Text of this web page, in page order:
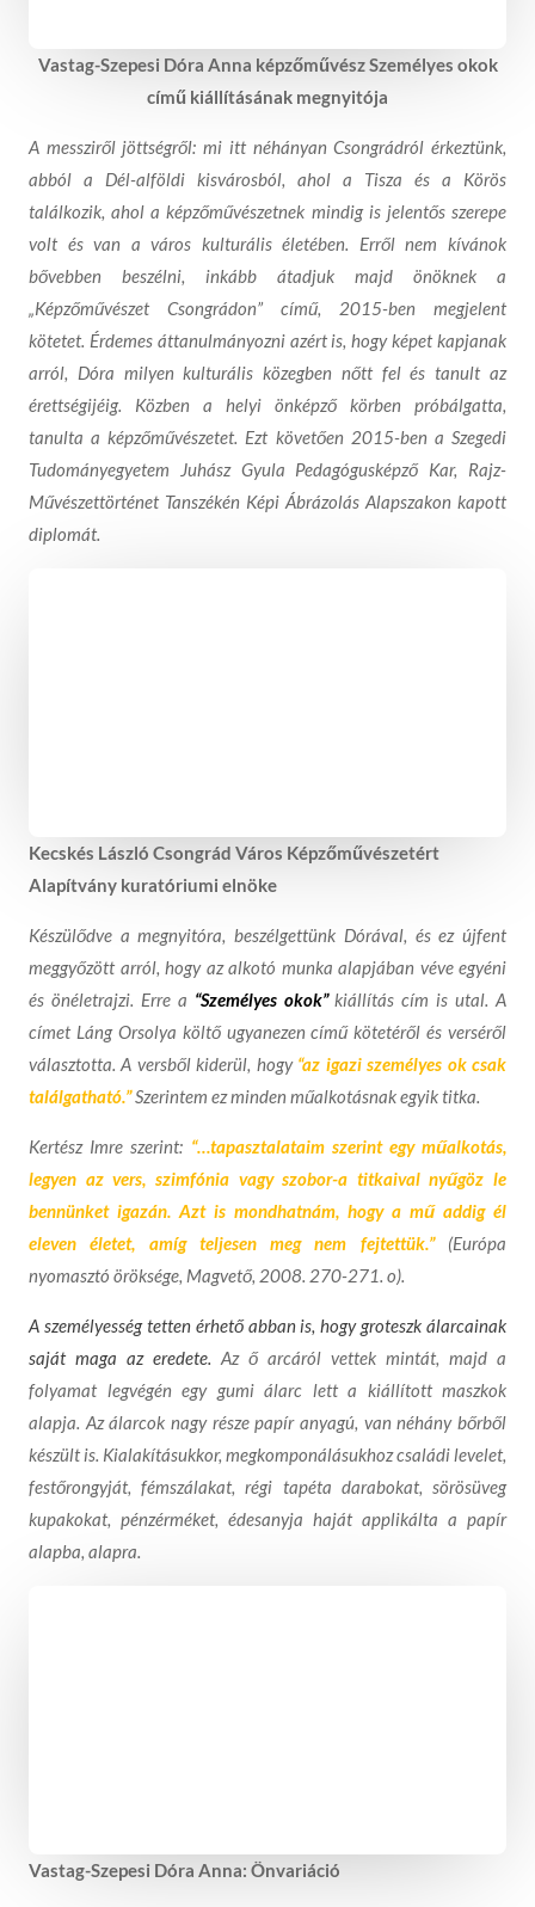
Vastag-Szepesi Dóra Anna képzőművész Személyes okok
című kiállításának megnyitója
A messziről jöttségről: mi itt néhányan Csongrádról érkeztünk,
abból a Dél-alföldi kisvárosból, ahol a Tisza és a Körös
találkozik, ahol a képzőművészetnek mindig is jelentős szerepe
volt és van a város kulturális életében. Erről nem kívánok
bővebben beszélni, inkább átadjuk majd önöknek a
„Képzőművészet Csongrádon” című, 2015-ben megjelent
kötetet. Érdemes áttanulmányozni azért is, hogy képet kapjanak
arról, Dóra milyen kulturális közegben nőtt fel és tanult az
érettségijéig. Közben a helyi önképző körben próbálgatta,
tanulta a képzőművészetet. Ezt követően 2015-ben a Szegedi
Tudományegyetem Juhász Gyula Pedagógusképző Kar, Rajz-
Művészettörténet Tanszékén Képi Ábrázolás Alapszakon kapott
diplomát.
Kecskés László Csongrád Város Képzőművészetért
Alapítvány kuratóriumi elnöke
Készülődve a megnyitóra, beszélgettünk Dórával, és ez újfent
meggyőzött arról, hogy az alkotó munka alapjában véve egyéni
és önéletrajzi. Erre a “Személyes okok” kiállítás cím is utal. A
címet Láng Orsolya költő ugyanezen című kötetéről és verséről
választotta. A versből kiderül, hogy “az igazi személyes ok csak
találgatható.”Szerintem ez minden műalkotásnak egyik titka.
Kertész Imre szerint: “…tapasztalataim szerint egy műalkotás,
legyen az vers, szimfónia vagy szobor-a titkaival nyűgöz le
bennünket igazán. Azt is mondhatnám, hogy a mű addig él
eleven életet, amíg teljesen meg nem fejtettük.”(Európa
nyomasztó öröksége, Magvető, 2008. 270-271. o).
A személyesség tetten érhető abban is, hogy groteszk álarcainak
saját maga az eredete. Az ő arcáról vettek mintát, majd a
folyamat legvégén egy gumi álarc lett a kiállított maszkok
alapja. Az álarcok nagy része papír anyagú, van néhány bőrből
készült is. Kialakításukkor, megkomponálásukhoz családi levelet,
festőrongyját, fémszálakat, régi tapéta darabokat, sörösüveg
kupakokat, pénzérméket, édesanyja haját applikálta a papír
alapba, alapra.
Vastag-Szepesi Dóra Anna: Önvariáció